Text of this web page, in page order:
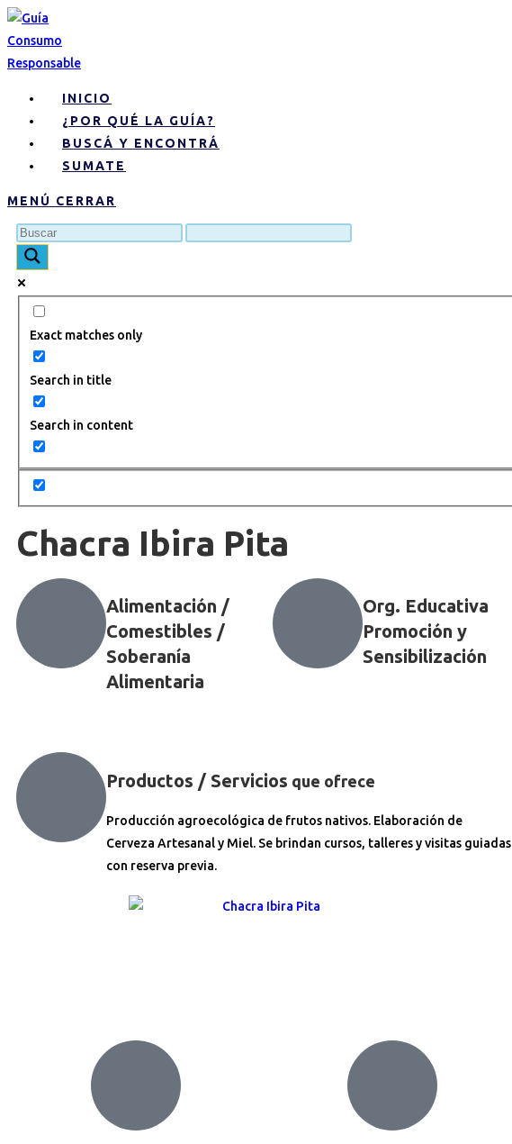
INICIO
¿POR QUÉ LA GUÍA?
BUSCÁ Y ENCONTRÁ
SUMATE
MENÚ CERRAR
Exact matches only
Search in title
Search in content
Chacra Ibira Pita
Alimentación /
Comestibles /
Soberanía
Alimentaria
Org. Educativa
Promoción y
Sensibilización
Productos / Servicios que ofrece
Producción agroecológica de frutos nativos. Elaboración de
Cerveza Artesanal y Miel. Se brindan cursos, talleres y visitas guiadas
con reserva previa.